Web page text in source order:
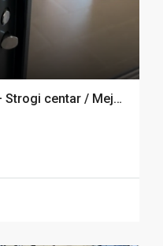
Dvosoban stan – ZENICA – Strogi centar / Mejdandžik